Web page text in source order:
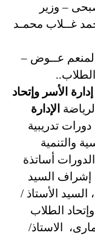
– وزير
غــلاب محمـد
عــوض –
إدارة الأسر وإتحاد
الإدارة
دورات تدريبية
والتنمية
أساتذة
إشراف السيد
السيد الأستاذ /
الطلاب
الاستاذ/